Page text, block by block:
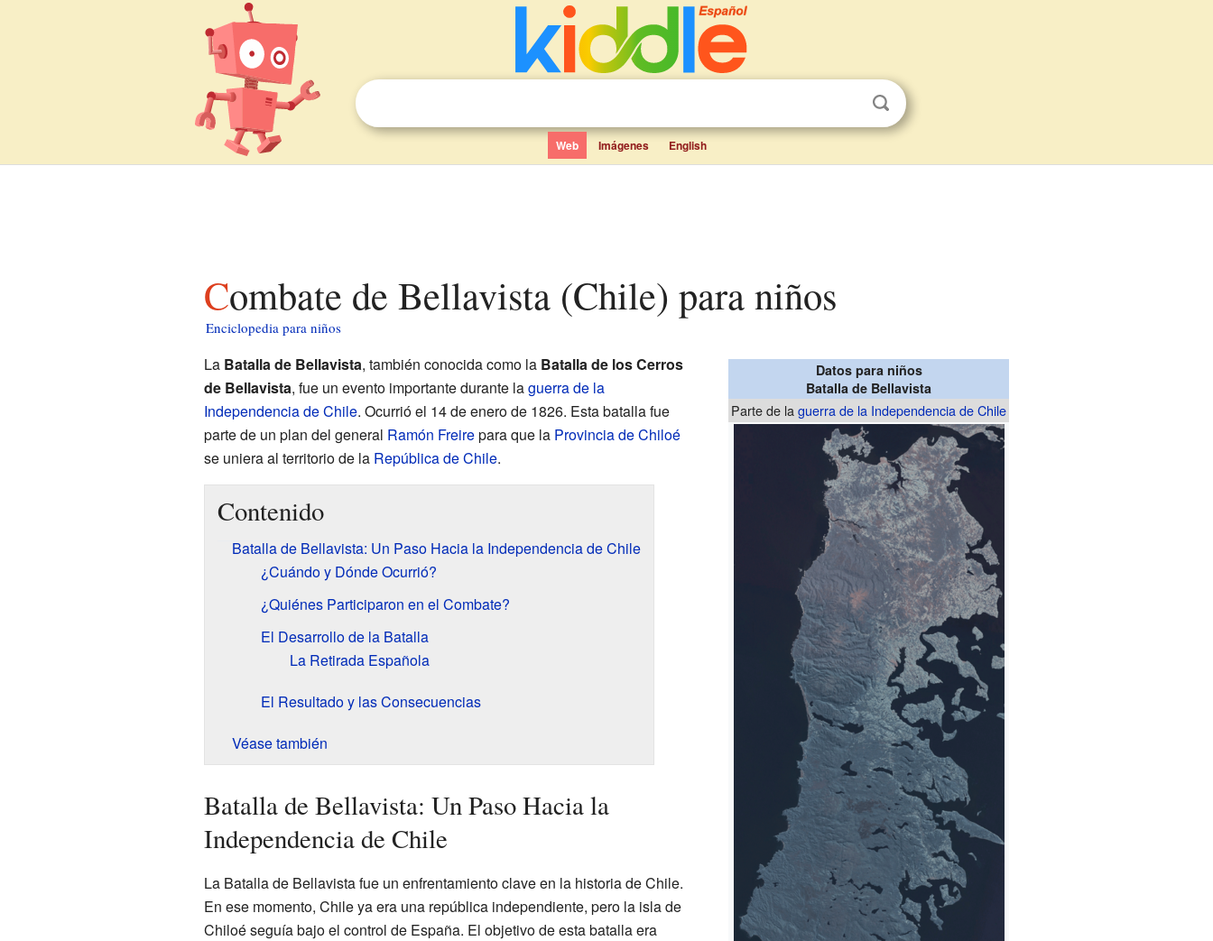
Web Imágenes English
Combate de Bellavista (Chile) para niños
Enciclopedia para niños
Datos para niños
Batalla de Bellavista
Parte de laguerra de la Independencia de Chile
La Batalla de Bellavista, también conocida como la Batalla de los Cerros
de Bellavista, fue un evento importante durante laguerra de la
Independencia de Chile. Ocurrió el 14 de enero de 1826. Esta batalla fue
parte de un plan del general Ramón Freirepara que la Provincia de Chiloé
se uniera al territorio de la República de Chile.
Contenido
Batalla de Bellavista: Un Paso Hacia la Independencia de Chile
¿Cuándo y Dónde Ocurrió?
¿Quiénes Participaron en el Combate?
El Desarrollo de la Batalla
La Retirada Española
El Resultado y las Consecuencias
Véase también
Batalla de Bellavista: Un Paso Hacia la
Independencia de Chile
La Batalla de Bellavista fue un enfrentamiento clave en la historia de Chile.
En ese momento, Chile ya era una república independiente, pero la isla de
Chiloé seguía bajo el control de España. El objetivo de esta batalla era